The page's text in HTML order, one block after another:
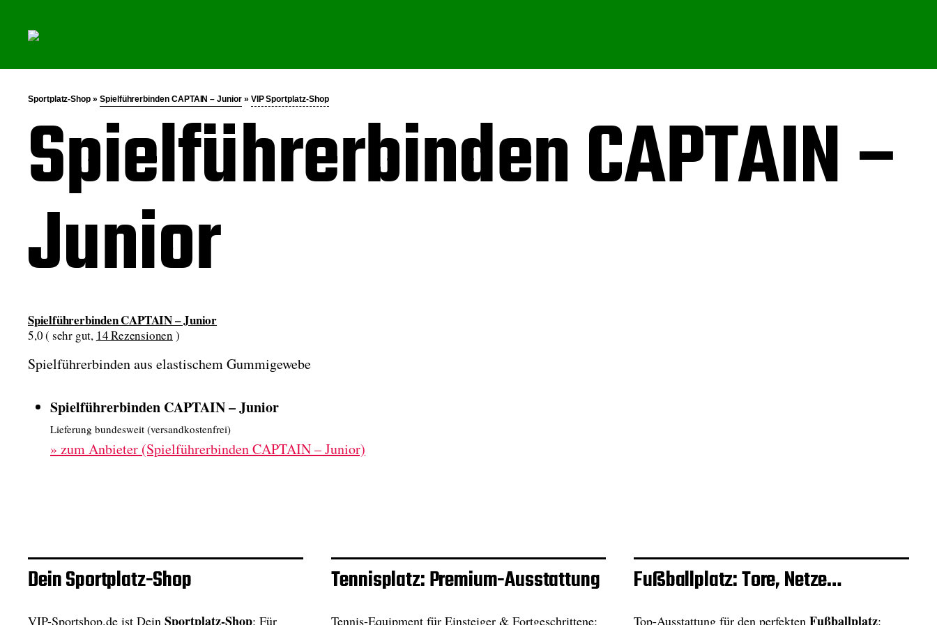
Sportplatz-Shop » Spielführerbinden CAPTAIN – Junior» VIP Sportplatz-Shop
Spielführerbinden CAPTAIN –
Junior
Spielführerbinden CAPTAIN – Junior
5,0 ( sehr gut, 14 Rezensionen )
Spielführerbinden aus elastischem Gummigewebe
Spielführerbinden CAPTAIN – Junior
Lieferung bundesweit (versandkostenfrei)
» zum Anbieter (Spielführerbinden CAPTAIN – Junior)
Dein Sportplatz-Shop
VIP-Sportshop.de ist Dein Sportplatz-Shop: Für
Tennisplatz: Premium-Ausstattung
Tennis-Equipment für Einsteiger & Fortgeschrittene:
Fußballplatz: Tore, Netze…
Top-Ausstattung für den perfektenFußballplatz: